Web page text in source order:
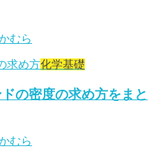
むら
化学基礎
の密度の求め方をまと
むら